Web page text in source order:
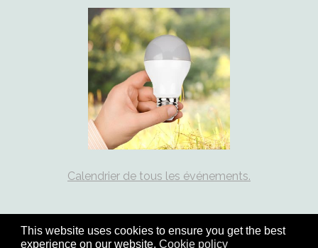
This website uses cookies to ensure you get the best
experience on our website. Cookie policy
Calendrier de tous les événements.